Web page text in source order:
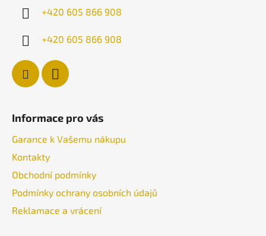
+420 605 866 908
+420 605 866 908
Informace pro vás
Garance k Vašemu nákupu
Kontakty
Obchodní podmínky
Podmínky ochrany osobních údajů
Reklamace a vrácení